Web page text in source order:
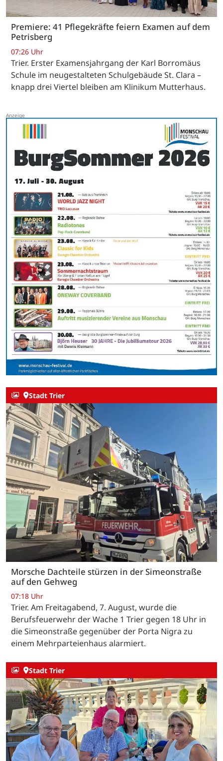
Premiere: 41 Pflegekräfte feiern Examen auf dem
Petrisberg
07:26 Uhr
Trier. Erster Examensjahrgang der Karl Borromäus
Schule im neugestalteten Schulgebäude St. Clara –
knapp drei Viertel bleiben am Klinikum Mutterhaus.
Stadt Trier
Morsche Dachteile stürzen in der Simeonstraße
auf den Gehweg
07:18 Uhr
Trier. Am Freitagabend, 7. August, wurde die
Berufsfeuerwehr der Wache 1 Trier gegen 18 Uhr in
die Simeonstraße gegenüber der Porta Nigra zu
einem Mehrparteienhaus alarmiert.
Stadt Trier